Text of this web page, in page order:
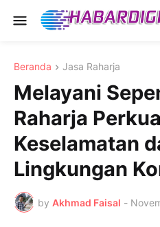
Beranda Jasa Raharja
Melayani
Raharja
Keselamatan
Lingkungan
by Akhmad Faisal -